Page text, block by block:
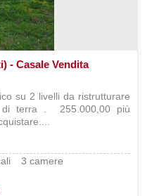
- Casale Vendita
su 2 livelli da ristrutturare
terra .  255.000,00 più
3 camere